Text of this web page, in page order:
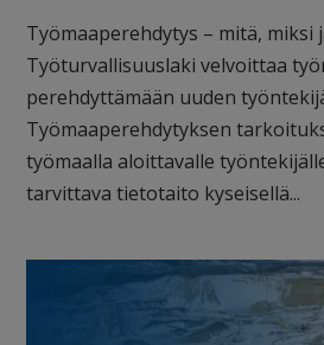
Työmaaperehdytys – mitä, miksi
Työturvallisuuslaki velvoittaa
perehdyttämään uuden
Työmaaperehdytyksen
työmaalla aloittavalle
tarvittava tietotaito kyseisellä...